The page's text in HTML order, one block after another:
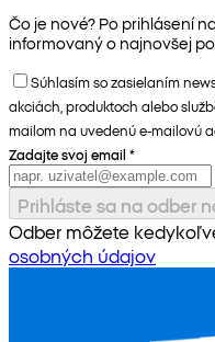
Čo je nové? Po prihlásení
informovaný o najnovšej
Súhlasím so zasielaním
akciách, produktoch alebo
mailom na uvedenú e-mailovú
Zadajte svoj email *
Prihláste sa na odber
Odber môžete
osobných údajov